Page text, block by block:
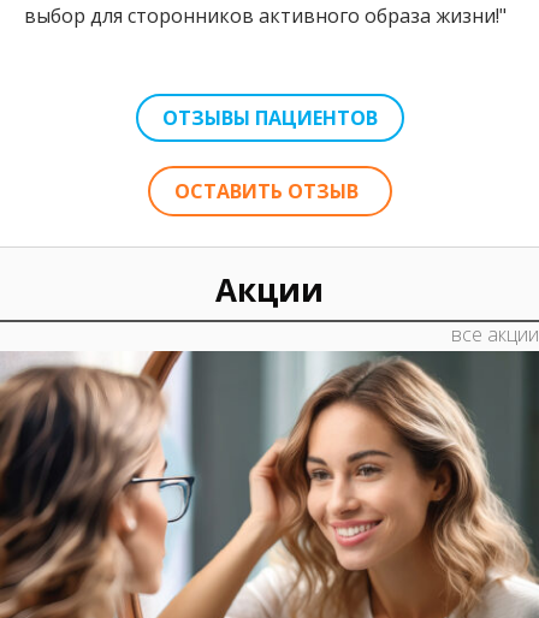
выбор для сторонников активного образа жизни!"
ОТЗЫВЫ ПАЦИЕНТОВ
ОСТАВИТЬ ОТЗЫВ
Акции
все акции